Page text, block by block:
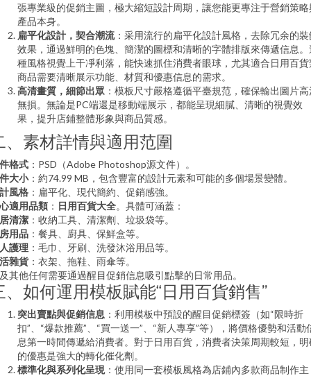
張專業級的促銷主圖，極大縮短設計周期，讓您能更專注于營銷策略
產品本身。
扁平化設計，契合潮流：采用流行的扁平化設計風格，去除冗余的裝
效果，通過鮮明的色塊、簡潔的圖標和清晰的字體排版來傳遞信息。
種風格視覺上干凈利落，能快速抓住消費者眼球，尤其適合日用百貨
商品需要清晰展示功能、材質和優惠信息的需求。
高清畫質，細節出眾 ：模板尺寸嚴格遵循平臺規范，確保輸出圖片
無損。無論是PC端還是移動端展示，都能呈現細膩、清晰的視覺效
果，提升店鋪整體形象與商品質感。
、素材詳情與適用范圍
格式 ：PSD（Adobe Photoshop源文件）。
大小：約74.99 MB，包含豐富的設計元素和可能的多個場景變體。
風格 ：扁平化、現代簡約、促銷感強。
適用品類 ： 日用百貨大全。具體可涵蓋：
清潔 ：收納工具、清潔劑、垃圾袋等。
用品 ：餐具、廚具、保鮮盒等。
護理 ：毛巾、牙刷、洗發沐浴用品等。
雜貨 ：衣架、拖鞋、雨傘等。
其他任何需要通過醒目促銷信息吸引點擊的日常用品。
、如何運用模板賦能“日用百貨銷售”
突出賣點與促銷信息 ：利用模板中預設的醒目促銷標簽（如“限時折
扣”、“爆款推薦”、“買一送一”、“新人專享”等），將價格優勢和活動
息第一時間傳遞給消費者。對于日用百貨，消費者決策周期較短，明
的優惠是強大的轉化催化劑。
標準化與系列化呈現 ：使用同一套模板風格為店鋪內多款商品制作主